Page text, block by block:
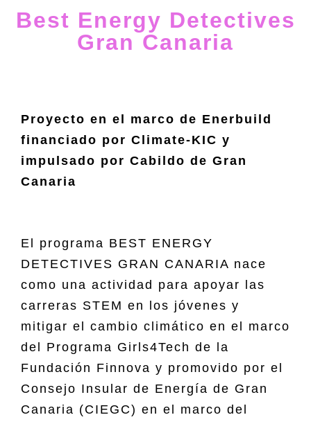
Best Energy Detectives
Gran Canaria
Proyecto en el marco de Enerbuild
financiado por Climate-KIC y
impulsado por Cabildo de Gran
Canaria
El programa BEST ENERGY
DETECTIVES GRAN CANARIA nace
como una actividad para apoyar las
carreras STEM en los jóvenes y
mitigar el cambio climático en el marco
del Programa Girls4Tech de la
Fundación Finnova y promovido por el
Consejo Insular de Energía de Gran
Canaria (CIEGC) en el marco del